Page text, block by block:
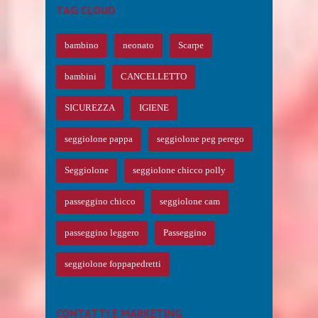
TAG CLOUD
bambino neonato Scarpe
bambini CANCELLETTO
SICUREZZA IGIENE
seggiolone pappa seggiolone peg perego
Seggiolone seggiolone chicco polly
passeggino chicco seggiolone cam
passeggino leggero Passeggino
seggiolone foppapedretti
CONTATTI E MARKETING